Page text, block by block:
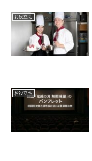
お役立ち
お役立ち